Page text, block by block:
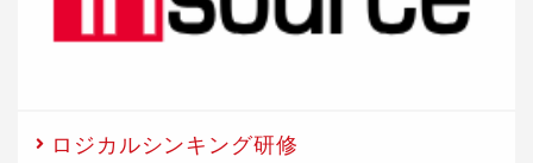
ロジカルシンキング研修